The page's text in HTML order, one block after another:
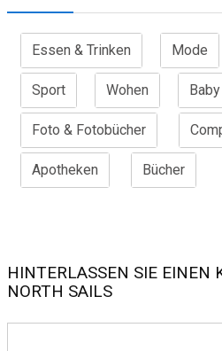
Essen & Trinken Mode
Sport Wohen
Foto & Fotobücher
Apotheken Bücher
HINTERLASSEN SIE EINEN
NORTH SAILS